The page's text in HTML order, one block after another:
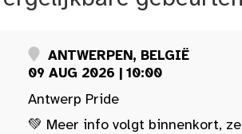
ANTWERPEN, BELGIË
09 AUG 2026 | 10:00
Antwerp Pride
💚 Meer info volgt binnenkort,